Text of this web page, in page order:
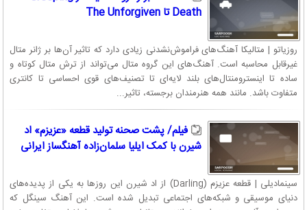
Death تا The Unforgiven
روزیاتو | متالیکا آهنگ‌های فراموش‌نشدنی زیادی دارد که تاثیر آن‌ها بر ژانر متال
غیرقابل محاسبه است. آهنگ‌های این گروه متال می‌تواند از ترش متال کوتاه و
ساده تا اینسترومنتال‌های بلند لایه‌ای تا تصنیف‌های قوی احساسی تا کانتری
متفاوت باشد. مانند همه هنرمندان برجسته، تاثیر...
فیلم/ پشت‌‌ صحنه تولید قطعه «عزیزم» اد
شیرن با کمک ایلیا سلمان‌‌زاده آهنگساز ایرانی
سینمادیلی | قطعه عزیزم (Darling) از اد شیرن این روزها به یکی از پدیده‌های
دنیای موسیقی و شبکه‌های اجتماعی تبدیل شده است. این آهنگ سینگل‌ که